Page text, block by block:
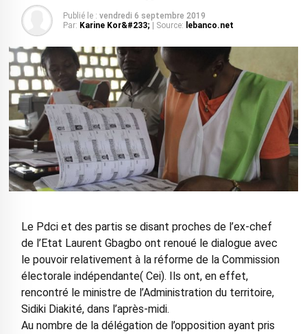
Publié le : vendredi 6 septembre 2019
Par: Karine Kor&#233; | Source: lebanco.net
Le Pdci et des partis se disant proches de l’ex-chef
de l’Etat Laurent Gbagbo ont renoué le dialogue avec
le pouvoir relativement à la réforme de la Commission
électorale indépendante( Cei). Ils ont, en effet,
rencontré le ministre de l’Administration du territoire,
Sidiki Diakité, dans l’après-midi.
Au nombre de la délégation de l’opposition ayant pris